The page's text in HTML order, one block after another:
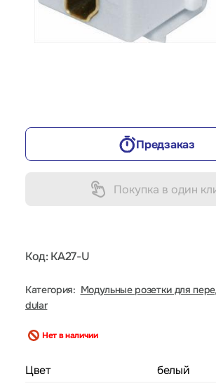
Предзаказ
Покупка в один
Код: KA27-U
Категория: Модульные розетки для
dular
Нет в наличии
Цвет
белый